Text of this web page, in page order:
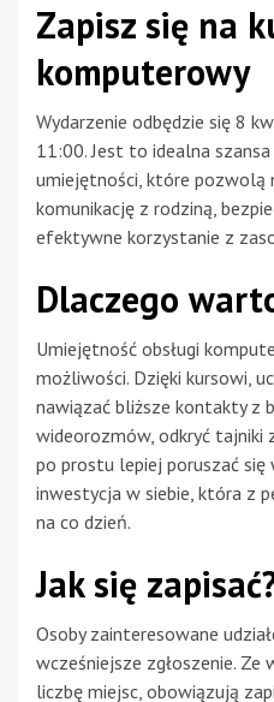
Zapisz się na
komputerowy
Wydarzenie odbędzie się 8
11:00. Jest to idealna
umiejętności, które pozwolą
komunikację z rodziną,
efektywne korzystanie z
Dlaczego
Umiejętność obsługi
możliwości. Dzięki kursowi,
nawiązać bliższe kontakty z
wideorozmów, odkryć tajniki
po prostu lepiej poruszać się
inwestycja w siebie, która z
na co dzień.
Jak się
Osoby zainteresowane
wcześniejsze zgłoszenie. Ze
liczbę miejsc, obowiązują